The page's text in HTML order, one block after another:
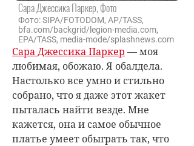
Сара Джессика Паркер, Фото
Фото: SIPA/FOTODOM, AP/TASS,
bfa.com/backgrid/legion-media.com,
EPA/TASS, media-mode/splashnews.com
Сара Джессика Паркер — моя
любимая, обожаю. Я обалдела.
Настолько все умно и стильно
собрано, что я даже этот жакет
пыталась найти везде. Мне
кажется, она и самое обычное
платье умеет обыграть так, что